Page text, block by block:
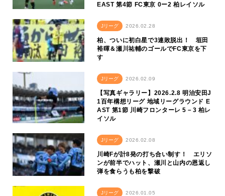
EAST 第4節 FC東京 0ー2 柏レイソル
Jリーグ 2026.02.28
柏、ついに初白星で3連敗脱出！ 垣田
裕暉＆瀬川祐輔のゴールでFC東京を下
す
Jリーグ 2026.02.09
【写真ギャラリー】2026.2.8 明治安田J
1百年構想リーグ 地域リーグラウンド E
AST 第1節 川崎フロンターレ 5－3 柏レ
イソル
Jリーグ 2026.02.08
川崎Fが計8発の打ち合い制す！ エリソ
ンが前半でハット、瀬川と山内の恩返し
弾を食らうも柏を撃破
Jリーグ 2026.01.05